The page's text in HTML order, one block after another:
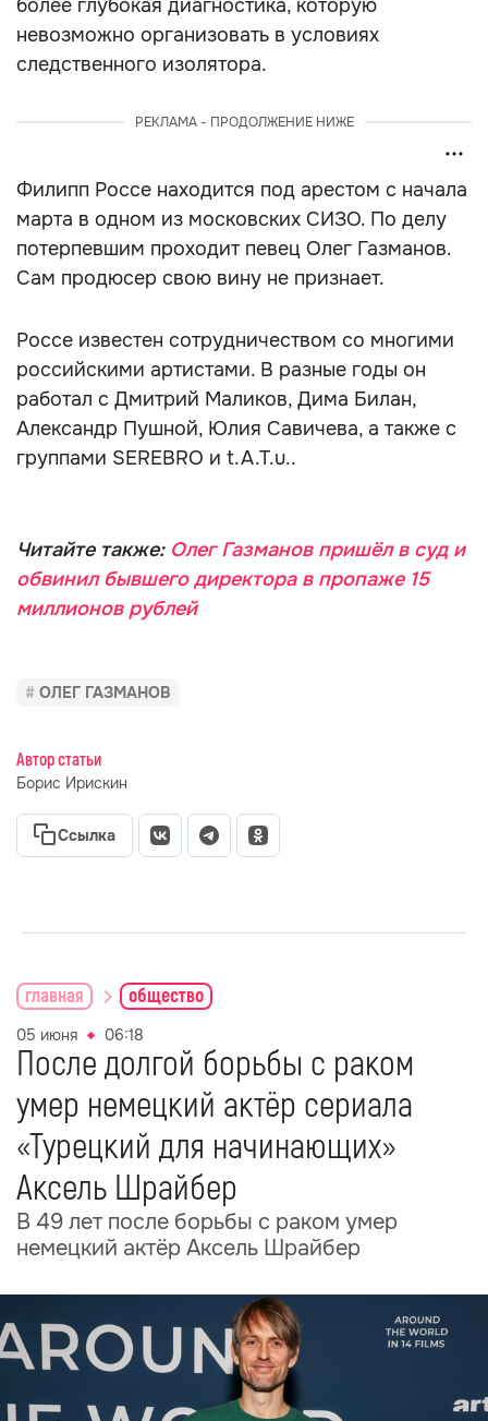
более глубокая диагностика, которую
невозможно организовать в условиях
следственного изолятора.
РЕКЛАМА - ПРОДОЛЖЕНИЕ НИЖЕ
Филипп Россе находится под арестом с начала
марта в одном из московских СИЗО. По делу
потерпевшим проходит певец Олег Газманов.
Сам продюсер свою вину не признает.
Россе известен сотрудничеством со многими
российскими артистами. В разные годы он
работал с Дмитрий Маликов, Дима Билан,
Александр Пушной, Юлия Савичева, а также с
группами SEREBRO и t.A.T.u..
Читайте также: Олег Газманов пришёл в суд и
обвинил бывшего директора в пропаже 15
миллионов рублей
ОЛЕГ ГАЗМАНОВ
Автор статьи
Борис Ирискин
Ссылка
главная общество
05 июня 06:18
После долгой борьбы с раком
умер немецкий актёр сериала
«Турецкий для начинающих»
Аксель Шрайбер
В 49 лет после борьбы с раком умер
немецкий актёр Аксель Шрайбер